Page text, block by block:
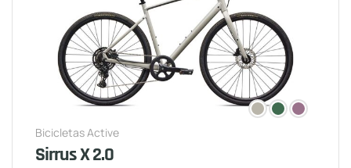
Bicicletas Active
Sirrus X 2.0